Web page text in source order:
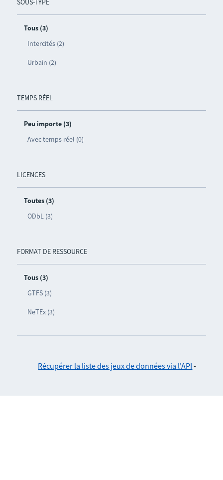
SOUS-TYPE
Tous (3)
Intercités (2)
Urbain (2)
TEMPS RÉEL
Peu importe (3)
Avec temps réel (0)
LICENCES
Toutes (3)
ODbL (3)
FORMAT DE RESSOURCE
Tous (3)
GTFS (3)
NeTEx (3)
Récupérer la liste des jeux de données via l'API -